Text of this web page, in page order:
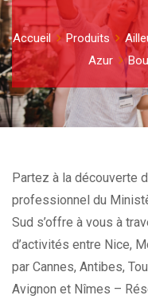
Accueil Produits
Azur
Partez à la découverte
professionnel du
Sud s’offre à vous à
d’activités entre Nice,
par Cannes, Antibes,
Avignon et Nîmes –